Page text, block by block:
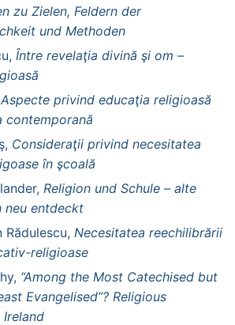
zu Zielen, Feldern der
und Methoden
Între revelaţia divină şi om –
Aspecte privind educaţia religioasă
contemporană
Consideraţii privind necesitatea
în şcoală
Religion und Schule – alte
neu entdeckt
Necesitatea reechilibrării
religioase
“Among the Most Catechised but
Evangelised”? Religious
Ireland